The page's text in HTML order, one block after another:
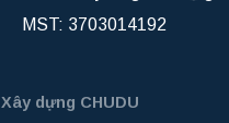
MST: 3703014192
Xây dựng CHUDU